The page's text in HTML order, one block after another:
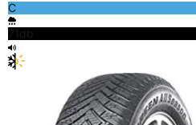
C
71db